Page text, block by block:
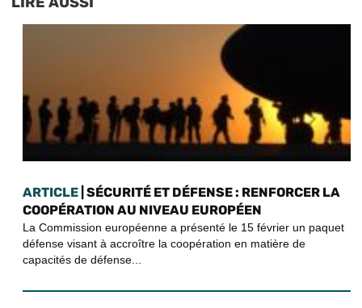
ARTICLE | SÉCURITÉ ET DÉFENSE : RENFORCER LA
COOPÉRATION AU NIVEAU EUROPÉEN
La Commission européenne a présenté le 15 février un paquet
défense visant à accroître la coopération en matière de
capacités de défense...